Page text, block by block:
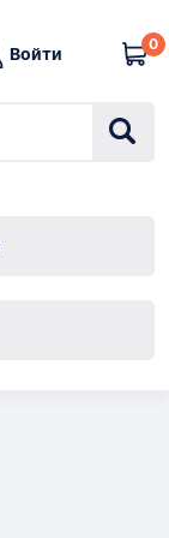
Войти
0